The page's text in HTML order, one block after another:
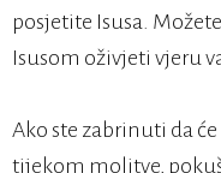
posjetite Isusa.
Isusom oživjeti vjeru
Ako ste zabrinuti da
tijekom molitve,